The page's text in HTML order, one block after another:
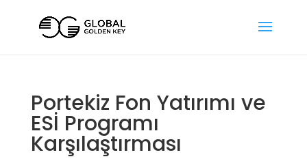
Portekiz Fon Yatırımı ve
ESİ Programı
Karşılaştırması